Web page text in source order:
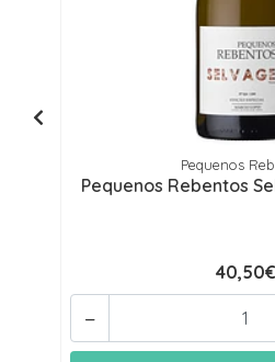
Pequenos
Pequenos Rebentos
40,50€
-